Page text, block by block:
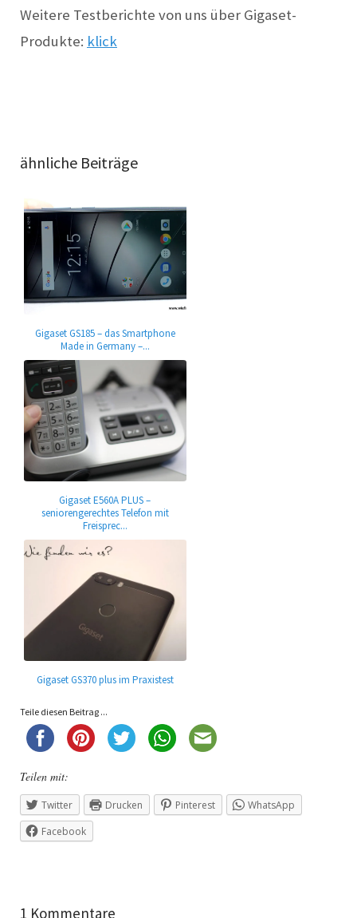
Weitere Testberichte von uns über Gigaset-
Produkte: klick
ähnliche Beiträge
Gigaset GS185 – das Smartphone
Made in Germany –...
Gigaset E560A PLUS –
seniorengerechtes Telefon mit
Freisprec...
Gigaset GS370 plus im Praxistest
Teile diesen Beitrag ...
Teilen mit:
Twitter Drucken Pinterest
WhatsApp
Facebook
1 Kommentare